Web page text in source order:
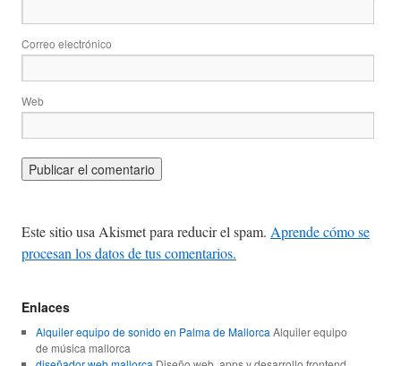
Correo electrónico
Web
Este sitio usa Akismet para reducir el spam. Aprende cómo se
procesan los datos de tus comentarios.
Enlaces
Alquiler equipo de sonido en Palma de Mallorca Alquiler equipo
de música mallorca